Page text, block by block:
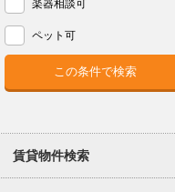
楽器相談可
ペット可
賃貸物件検索